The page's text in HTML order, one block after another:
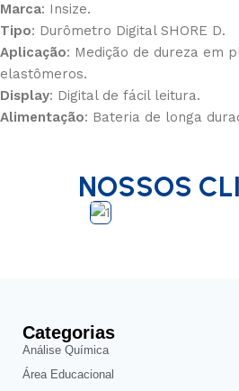
Marca: Insize.
Tipo: Durômetro Digital SHORE D.
Aplicação: Medição de dureza em
elastômeros.
Display: Digital de fácil leitura.
Alimentação: Bateria de longa
NOSSOS
Categorias
Análise Química
Área Educacional